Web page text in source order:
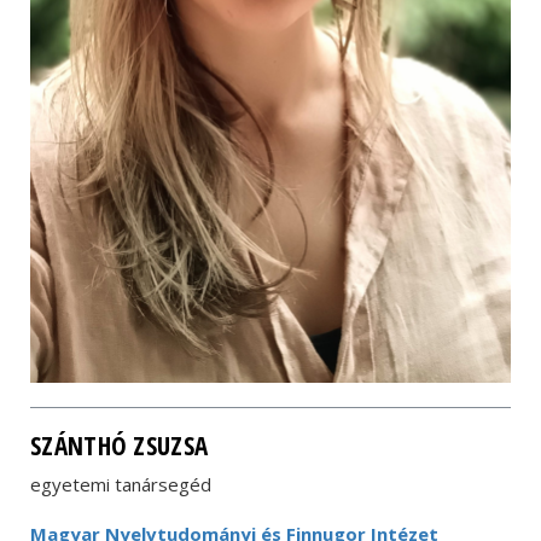
SZÁNTHÓ ZSUZSA
egyetemi tanársegéd
Magyar Nyelvtudományi és Finnugor Intézet